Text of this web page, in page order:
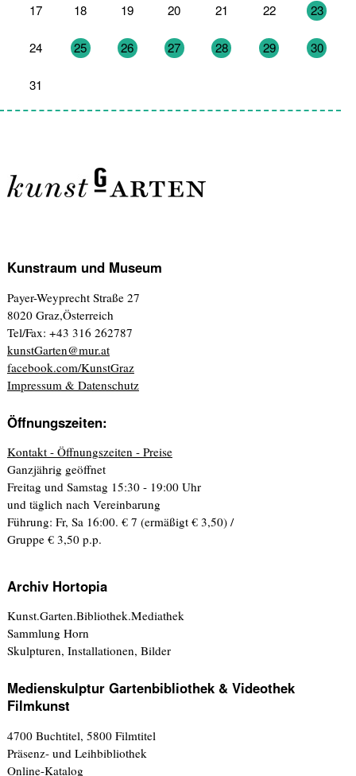
17 18 19 20 21 22 23
24 25 26 27 28 29 30
31
Kunstraum und Museum
Payer-Weyprecht Straße 27
8020 Graz,Österreich
Tel/Fax: +43 316 262787
kunstGarten@mur.at
facebook.com/KunstGraz
Impressum & Datenschutz
Öffnungszeiten:
Kontakt - Öffnungszeiten - Preise
Ganzjährig geöffnet
Freitag und Samstag 15:30 - 19:00 Uhr
und täglich nach Vereinbarung
Führung: Fr, Sa 16:00. € 7 (ermäßigt € 3,50) /
Gruppe € 3,50 p.p.
Archiv Hortopia
Kunst.Garten.Bibliothek.Mediathek
Sammlung Horn
Skulpturen, Installationen, Bilder
Medienskulptur Gartenbibliothek & Videothek
Filmkunst
4700 Buchtitel, 5800 Filmtitel
Präsenz- und Leihbibliothek
Online-Katalog